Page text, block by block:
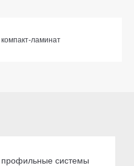
ламинат
системы